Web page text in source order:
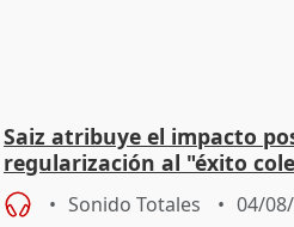
Saiz atribuye el impacto
regularización al "éxito
Sonido Totales 04/